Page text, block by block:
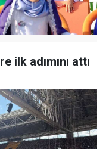
ilk adımını attı